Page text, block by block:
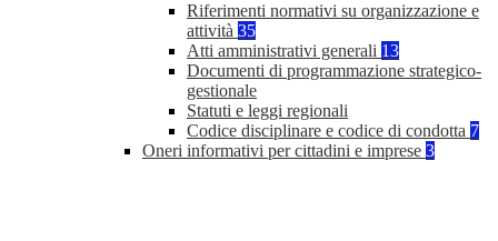
Riferimenti normativi su organizzazione e
attività 35
Atti amministrativi generali 13
Documenti di programmazione strategico-
gestionale
Statuti e leggi regionali
Codice disciplinare e codice di condotta 7
Oneri informativi per cittadini e imprese 3